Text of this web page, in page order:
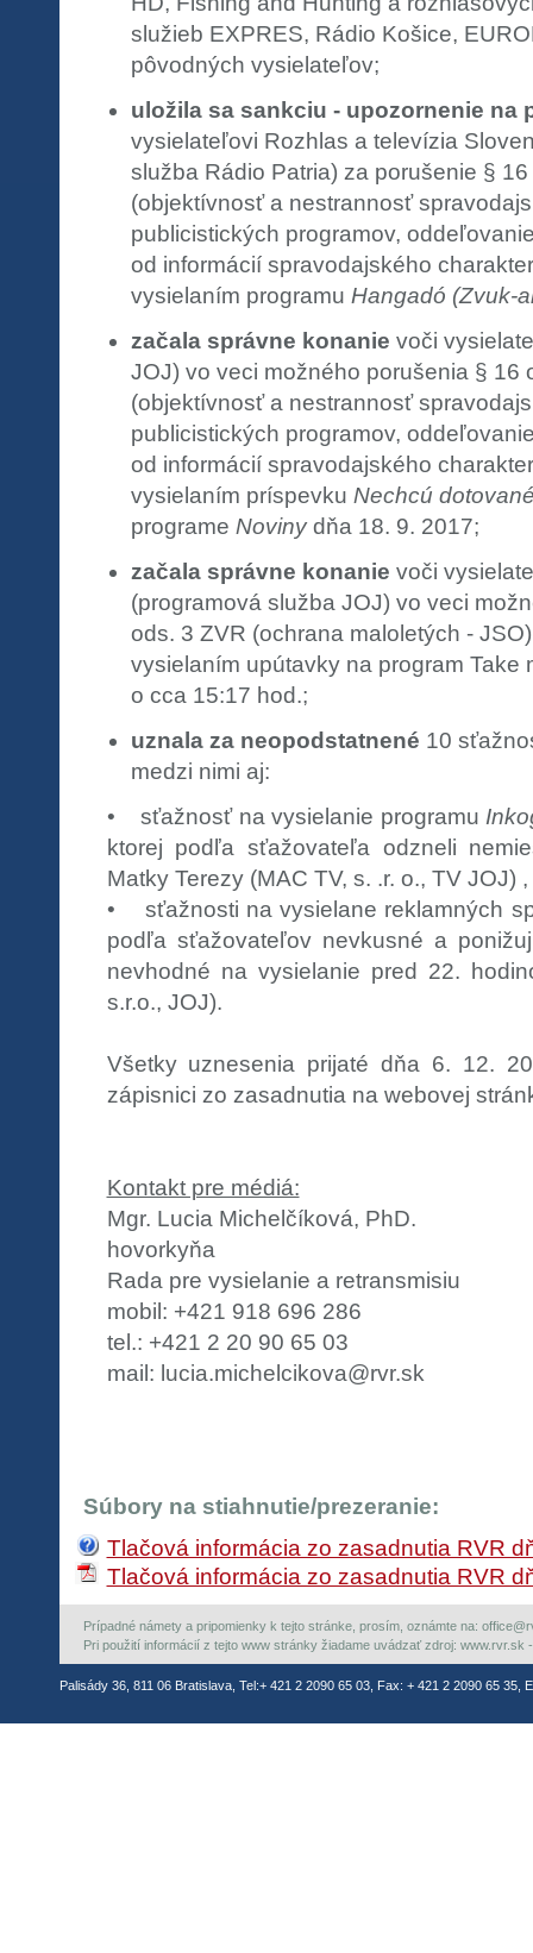
služieb EXPRES, Rádio Košice,
pôvodných vysielateľov;
uložila sa sankciu - upozornenie na
vysielateľovi Rozhlas a televízia
služba Rádio Patria) za porušenie §
(objektívnosť a nestrannosť
publicistických programov,
od informácií spravodajského
vysielaním programu Hangadó (Zvuk-
začala správne konanie voči
JOJ) vo veci možného porušenia § 16
(objektívnosť a nestrannosť
publicistických programov,
od informácií spravodajského
vysielaním príspevku Nechcú
programe Novinydňa 18. 9. 2017;
začala správne konanie voči
(programová služba JOJ) vo veci
ods. 3 ZVR (ochrana maloletých -
vysielaním upútavky na program Take
o cca 15:17 hod.;
uznala za neopodstatnené 10
medzi nimi aj:
• sťažnosť na vysielanie programu
ktorej podľa sťažovateľa odzneli
Matky Terezy (MAC TV, s. .r. o., TV JOJ) ,
• sťažnosti na vysielane reklamných
podľa sťažovateľov nevkusné a
nevhodné na vysielanie pred 22.
s.r.o., JOJ).
Všetky uznesenia prijaté dňa 6. 12.
zápisnici zo zasadnutia na webovej
Kontakt pre médiá:
Mgr. Lucia Michelčíková, PhD.
hovorkyňa
Rada pre vysielanie a retransmisiu
mobil: +421 918 696 286
tel.: +421 2 20 90 65 03
mail: lucia.michelcikova@rvr.sk
Súbory na stiahnutie/prezeranie:
Tlačová informácia zo zasadnutia RVR
Tlačová informácia zo zasadnutia RVR
Prípadné námety a pripomienky k tejto stránke, prosím, oznámte na:
Pri použití informácií z tejto www stránky žiadame uvádzať zdroj: www.rvr.sk
Palisády 36, 811 06 Bratislava, Tel:+ 421 2 2090 65 03, Fax: + 421 2 2090 65 35,